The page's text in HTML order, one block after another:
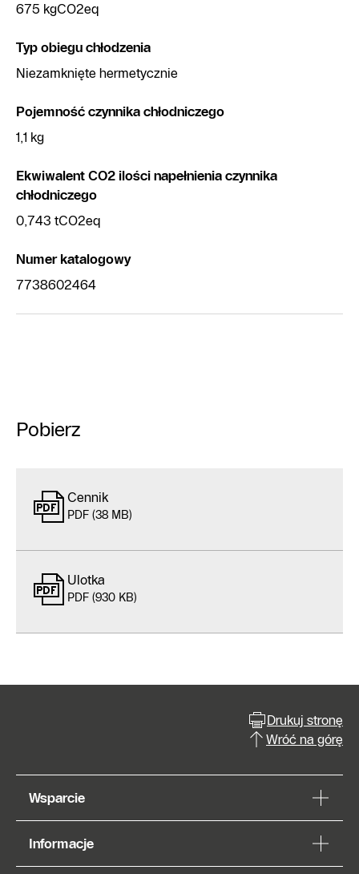
675 kgCO2eq
Typ obiegu chłodzenia
Niezamknięte hermetycznie
Pojemność czynnika chłodniczego
1,1 kg
Ekwiwalent CO2 ilości napełnienia czynnika
chłodniczego
0,743 tCO2eq
Numer katalogowy
7738602464
Pobierz
Cennik
PDF (38 MB)
Ulotka
PDF (930 KB)
Drukuj stronę
Wróć na górę
Wsparcie
Informacje